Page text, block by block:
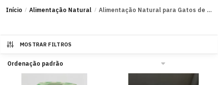
Início / Alimentação Natural / Alimentação Natural para Gatos de todas as idades
MOSTRAR FILTROS